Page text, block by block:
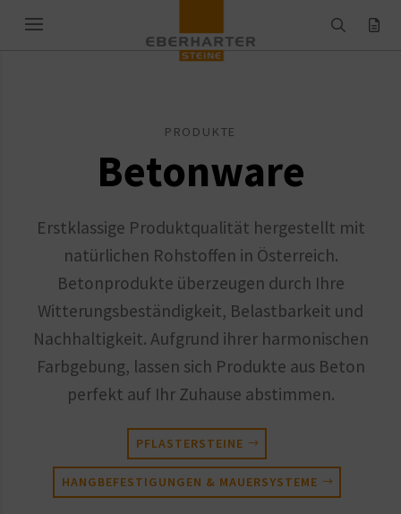
PRODUKTE
Beton­ware
Erstklassige Produktqualität hergestellt mit
natürlichen Rohstoffen in Österreich.
Betonprodukte überzeugen durch Ihre
Witterungsbeständigkeit, Belastbarkeit und
Nachhaltigkeit. Aufgrund ihrer harmonischen
Farbgebung, lassen sich Produkte aus Beton
perfekt auf Ihr Zuhause abstimmen.
PFLASTERSTEINE
HANGBEFESTIGUNGEN & MAUERSYSTEME